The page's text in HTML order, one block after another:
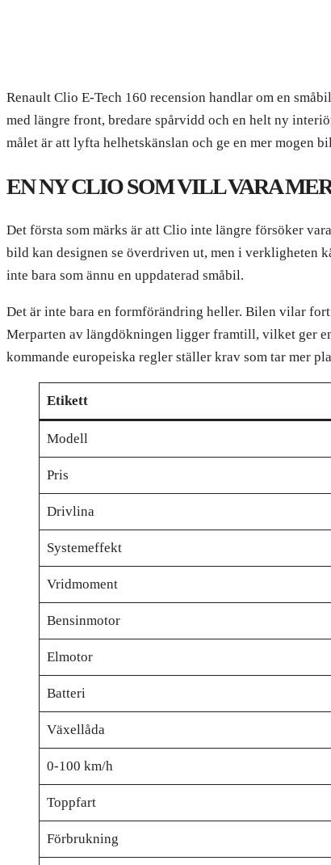
Renault Clio E-Tech 160 recension handlar om en
med längre front, bredare spårvidd och en helt ny
målet är att lyfta helhetskänslan och ge en mer mogen
EN NY CLIO SOM VILL VARA
Det första som märks är att Clio inte längre försöker
bild kan designen se överdriven ut, men i verkligheten
inte bara som ännu en uppdaterad småbil.
Det är inte bara en formförändring heller. Bilen vilar
Merparten av längdökningen ligger framtill, vilket ger
kommande europeiska regler ställer krav som tar mer
Etikett
Modell
Pris
Drivlina
Systemeffekt
Vridmoment
Bensinmotor
Elmotor
Batteri
Växellåda
0-100 km/h
Toppfart
Förbrukning